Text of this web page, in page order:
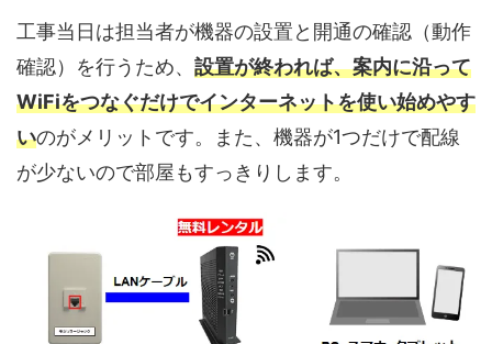
工事当日は担当者が機器の設置と開通の確認（動作
確認）を行うため、 設置が終われば、案内に沿って
WiFiをつなぐだけでインターネットを使い始めやす
いのがメリットです。また、機器が1つだけで配線
が少ないので部屋もすっきりします。